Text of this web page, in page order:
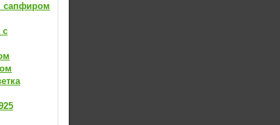
сапфиром
с